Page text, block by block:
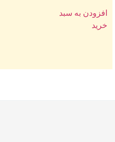
افزودن به سبد
خرید